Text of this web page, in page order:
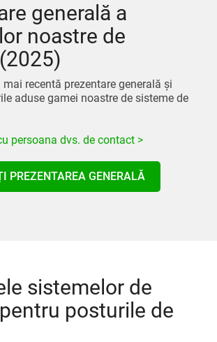
generală a
noastre de
recentă prezentare generală și
aduse gamei noastre de sisteme de
persoana dvs. de contact >
PREZENTAREA GENERALĂ
sistemelor de
posturile de